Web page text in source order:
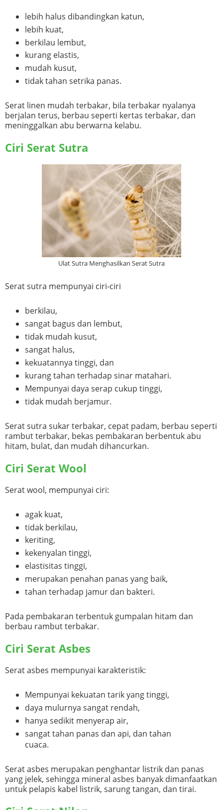
lebih halus dibandingkan katun,
lebih kuat,
berkilau lembut,
kurang elastis,
mudah kusut,
tidak tahan setrika panas.
Serat linen mudah terbakar, bila terbakar nyalanya
berjalan terus, berbau seperti kertas terbakar, dan
meninggalkan abu berwarna kelabu.
Ciri Serat Sutra
Ulat Sutra Menghasilkan Serat Sutra
Serat sutra mempunyai ciri-ciri
berkilau,
sangat bagus dan lembut,
tidak mudah kusut,
sangat halus,
kekuatannya tinggi, dan
kurang tahan terhadap sinar matahari.
Mempunyai daya serap cukup tinggi,
tidak mudah berjamur.
Serat sutra sukar terbakar, cepat padam, berbau seperti
rambut terbakar, bekas pembakaran berbentuk abu
hitam, bulat, dan mudah dihancurkan.
Ciri Serat Wool
Serat wool, mempunyai ciri:
agak kuat,
tidak berkilau,
keriting,
kekenyalan tinggi,
elastisitas tinggi,
merupakan penahan panas yang baik,
tahan terhadap jamur dan bakteri.
Pada pembakaran terbentuk gumpalan hitam dan
berbau rambut terbakar.
Ciri Serat Asbes
Serat asbes mempunyai karakteristik:
Mempunyai kekuatan tarik yang tinggi,
daya mulurnya sangat rendah,
hanya sedikit menyerap air,
sangat tahan panas dan api, dan tahan
cuaca.
Serat asbes merupakan penghantar listrik dan panas
yang jelek, sehingga mineral asbes banyak dimanfaatkan
untuk pelapis kabel listrik, sarung tangan, dan tirai.